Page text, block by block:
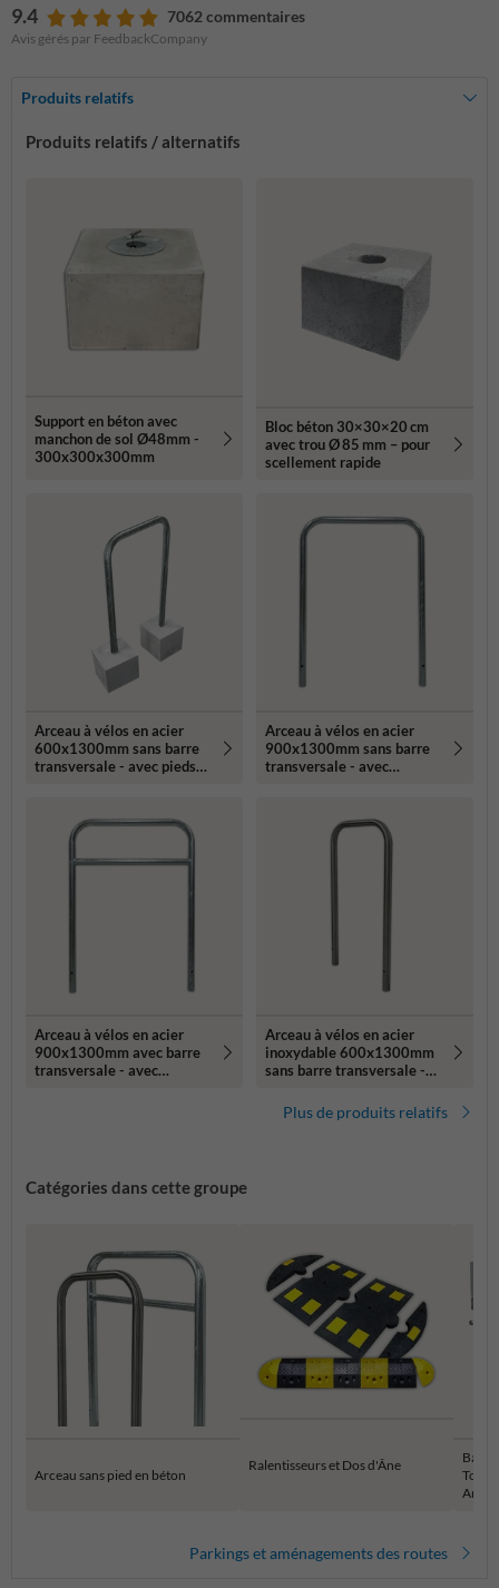
9.4 7062 commentaires
Avis gérés par FeedbackCompany
Produits relatifs
Produits relatifs / alternatifs
Support en béton avec
manchon de sol Ø48mm -
300x300x300mm
Bloc béton 30×30×20 cm
avec trou Ø 85 mm – pour
scellement rapide
Arceau à vélos en acier
600x1300mm sans barre
transversale - avec pieds
Arceau à vélos en acier
900x1300mm sans barre
transversale - avec
Arceau à vélos en acier
900x1300mm avec barre
transversale - avec
Arceau à vélos en acier
inoxydable 600x1300mm
sans barre transversale -
Plus de produits relatifs
Catégories dans cette groupe
Arceau sans pied en béton
Ralentisseurs et Dos d'Âne
Parkings et aménagements des routes